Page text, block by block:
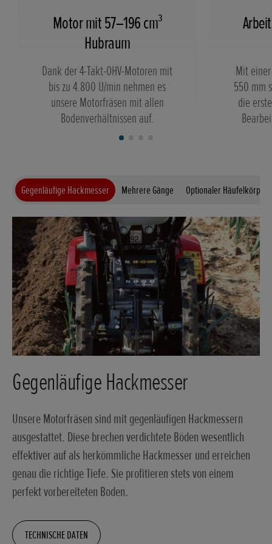
Motor mit 57–196 cm³
Hubraum
Dank der 4-Takt-OHV-Motoren mit
bis zu 4.800 U/min nehmen es
unsere Motorfräsen mit allen
Bodenverhältnissen auf.
Mit
550 mm
die
Gegenläufige Hackmesser Mehrere Gänge Optionaler Häufelkörper-
Gegenläufige Hackmesser
Unsere Motorfräsen sind mit gegenläufigen Hackmessern
ausgestattet. Diese brechen verdichtete Böden wesentlich
effektiver auf als herkömmliche Hackmesser und erreichen
genau die richtige Tiefe. Sie profitieren stets von einem
perfekt vorbereiteten Boden.
TECHNISCHE DATEN